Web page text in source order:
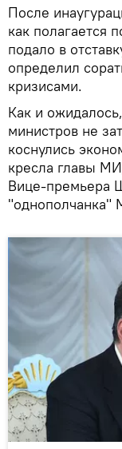
После
как полагается
подало в
определил
кризисами.
Как и
министров не
коснулись
кресла главы
Вице-премьера
"однополчанка"